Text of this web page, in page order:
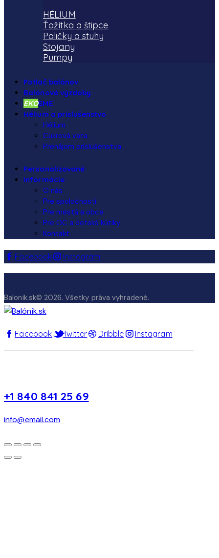
HÉLIUM
Ťažítka a štipce
Paličky a stuhy
Stojany
Pumpy
Potlač balónov
Balónové výzdoby
EKOSME
Hélium a príslušenstvo
Hélium
Cukrová vata
Prenájom príslušenstva
Personalizované
Informácie
O nás
Pre spoločnosti
Pre mestá a obce
Pre OC a detské kútiky
Kontakt
Facebook Instagram
Balonik.sk© 2026. Všetky práva vyhradené.
Facebook Twitter Dribble Instagram
+1 840 841 25 69
info@email.com